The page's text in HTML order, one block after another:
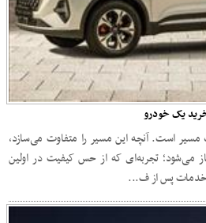
یک خودرو
مسیر است. آنچه این مسیر را متفاوت می‌سازد،
می‌شود؛ تجربه‌ای که از حس کیفیت در اولین
خدمات پس از ف...